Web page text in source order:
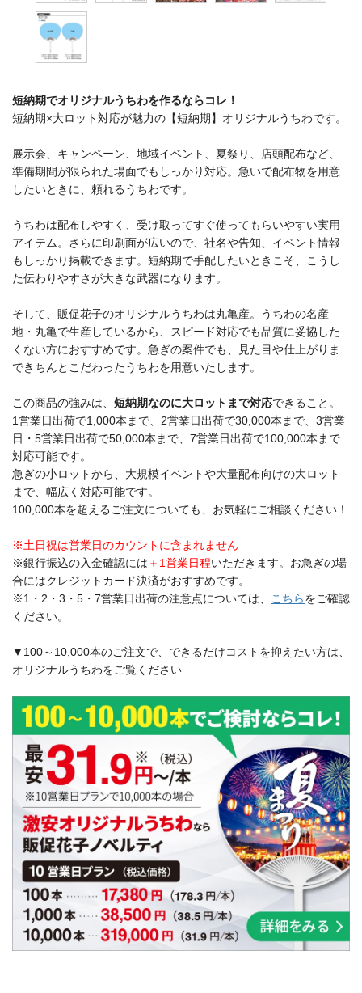
短納期でオリジナルうちわを作るならコレ！
短納期×大ロット対応が魅力の【短納期】オリジナルうちわです。
展示会、キャンペーン、地域イベント、夏祭り、店頭配布など、
準備期間が限られた場面でもしっかり対応。急いで配布物を用意
したいときに、頼れるうちわです。
うちわは配布しやすく、受け取ってすぐ使ってもらいやすい実用
アイテム。さらに印刷面が広いので、社名や告知、イベント情報
もしっかり掲載できます。短納期で手配したいときこそ、こうし
た伝わりやすさが大きな武器になります。
そして、販促花子のオリジナルうちわは丸亀産。うちわの名産
地・丸亀で生産しているから、スピード対応でも品質に妥協した
くない方におすすめです。急ぎの案件でも、見た目や仕上がりま
できちんとこだわったうちわを用意いたします。
この商品の強みは、 短納期なのに大ロットまで対応できること。
1営業日出荷で1,000本まで、2営業日出荷で30,000本まで、3営業
日・5営業日出荷で50,000本まで、7営業日出荷で100,000本まで
対応可能です。
急ぎの小ロットから、大規模イベントや大量配布向けの大ロット
まで、幅広く対応可能です。
100,000本を超えるご注文についても、お気軽にご相談ください！
※土日祝は営業日のカウントに含まれません
※銀行振込の入金確認には ＋1営業日程いただきます。お急ぎの場
合にはクレジットカード決済がおすすめです。
※1・2・3・5・7営業日出荷の注意点については、 こちらをご確認
ください。
▼100～10,000本のご注文で、できるだけコストを抑えたい方は、
オリジナルうちわをご覧ください